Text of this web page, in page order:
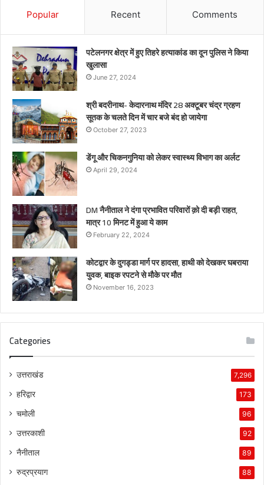
Popular Recent Comments
पटेलनगर क्षेत्र में हुए तिहरे हत्याकांड का दून पुलिस ने किया
खुलासा
June 27, 2024
श्री बदरीनाथ- केदारनाथ मंदिर 28 अक्टूबर चंद्र ग्रहण
सूतक के चलते दिन में चार बजे बंद हो जायेगा
October 27, 2023
डेंगू और चिकनगुनिया को लेकर स्वास्थ्य विभाग का अर्लट
April 29, 2024
DM नैनीताल ने दंगा प्रभावित परिवारों क़ो दी बड़ी राहत,
मात्र 10 मिनट में हुआ ये काम
February 22, 2024
कोटद्वार के दुगड्डा मार्ग पर हादसा, हाथी को देखकर घबराया
युवक, बाइक रपटने से मौके पर मौत
November 16, 2023
Categories
उत्तराखंड 7,296
हरिद्वार 173
चमोली 96
उत्तरकाशी 92
नैनीताल 89
रुद्रप्रयाग 88